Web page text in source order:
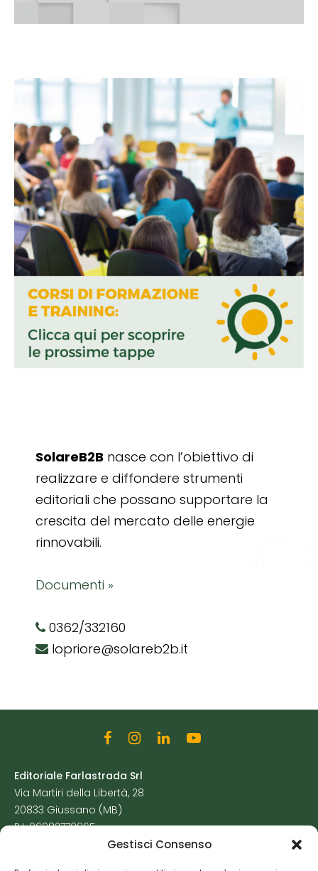
Gestisci Consenso
SolareB2B nasce con l’obiettivo di
realizzare e diffondere strumenti
editoriali che possano supportare la
crescita del mercato delle energie
rinnovabili.
Documenti »
0362/332160
lopriore@solareb2b.it
Editoriale Farlastrada Srl
Via Martiri della Libertà, 28
20833 Giussano (MB)
P.I. 06982770965